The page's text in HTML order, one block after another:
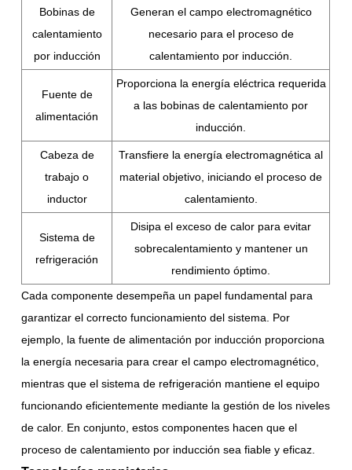
Bobinas de
calentamiento
por inducción
Generan el campo electromagnético
necesario para el proceso de
calentamiento por inducción.
Fuente de
alimentación
Proporciona la energía eléctrica requerida
a las bobinas de calentamiento por
inducción.
Cabeza de
trabajo o
inductor
Transfiere la energía electromagnética al
material objetivo, iniciando el proceso de
calentamiento.
Sistema de
refrigeración
Disipa el exceso de calor para evitar
sobrecalentamiento y mantener un
rendimiento óptimo.
Cada componente desempeña un papel fundamental para
garantizar el correcto funcionamiento del sistema. Por
ejemplo, la fuente de alimentación por inducción proporciona
la energía necesaria para crear el campo electromagnético,
mientras que el sistema de refrigeración mantiene el equipo
funcionando eficientemente mediante la gestión de los niveles
de calor. En conjunto, estos componentes hacen que el
proceso de calentamiento por inducción sea fiable y eficaz.